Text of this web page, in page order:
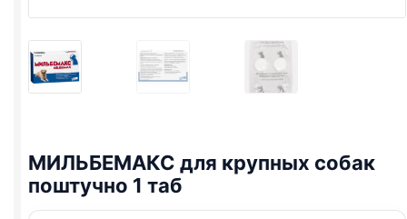
МИЛЬБЕМАКС для крупных собак
поштучно 1 таб